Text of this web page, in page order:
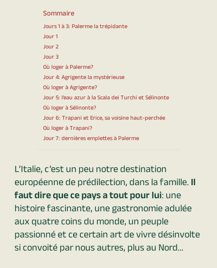
Sommaire
Jours 1 à 3: Palerme la trépidante
Jour 1
Jour 2
Jour 3
Où loger à Palerme?
Jour 4: Agrigente la mystérieuse
Où loger à Agrigente?
Jour 5: l’eau azur à la Scala dei Turchi et Sélinonte
Où loger à Sélinonte?
Jour 6: Trapani et Erice, sa voisine haut-perchée
Où loger à Trapani?
Jour 7: dernières emplettes à Palerme
L’Italie, c’est un peu notre destination
européenne de prédilection, dans la famille.Il
faut dire que ce pays a tout pour lui: une
histoire fascinante, une gastronomie adulée
aux quatre coins du monde, un peuple
passionné et ce certain art de vivre désinvolte
si convoité par nous autres, plus au Nord…